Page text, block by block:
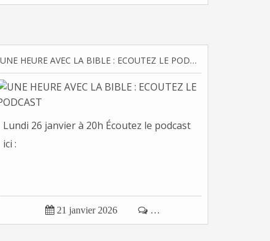
UNE HEURE AVEC LA BIBLE : ECOUTEZ LE PODCAST
Lundi 26 janvier à 20h Écoutez le podcast
ici :
 21 janvier 2026  …